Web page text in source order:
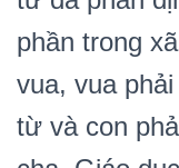
phần trong
vua, vua
từ và con